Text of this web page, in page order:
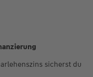
sicherst du